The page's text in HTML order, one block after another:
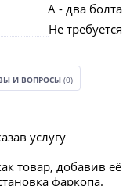
А - два болта
Не требуется
И ВОПРОСЫ (0)
услугу
товар, добавив её
фаркопа.